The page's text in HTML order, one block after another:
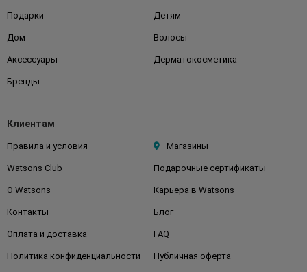
Подарки Детям
Дом Волосы
Аксессуары Дерматокосметика
Бренды
Клиентам
Правила и условия Магазины
Watsons Club Подарочные сертификаты
О Watsons Карьера в Watsons
Контакты Блог
Оплата и доставка FAQ
Политика конфиденциальности Публичная оферта